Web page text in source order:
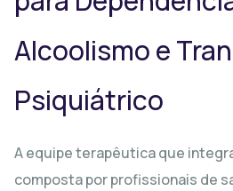
Alcoolismo e
Psiquiátrico
A equipe terapêutica que
composta por profissionais de